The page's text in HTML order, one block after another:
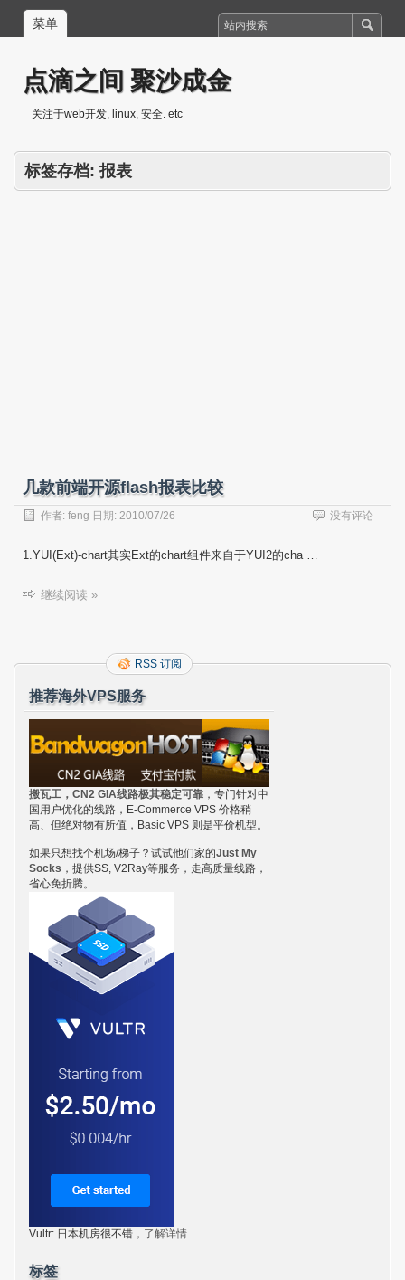
菜单
点滴之间 聚沙成金
关注于web开发, linux, 安全. etc
标签存档: 报表
几款前端开源flash报表比较
作者: feng 日期: 2010/07/26 没有评论
1.YUI(Ext)-chart其实Ext的chart组件来自于YUI2的cha …
继续阅读 »
RSS 订阅
推荐海外VPS服务
搬瓦工，CN2 GIA线路极其稳定可靠 ，专门针对中
国用户优化的线路，E-Commerce VPS 价格稍
高、但绝对物有所值，Basic VPS 则是平价机型。
如果只想找个机场/梯子？试试他们家的Just My
Socks ，提供SS, V2Ray等服务，走高质量线路，
省心免折腾。
Vultr: 日本机房很不错， 了解详情
标签